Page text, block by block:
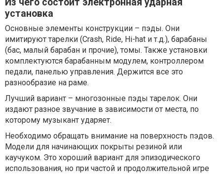
установка
Основные элементы конструкции – пэды. Они
имитируют тарелки (Crash, Ride, Hi-hat и т.д.), барабаны
(бас, малый барабан и прочие), томы. Также установки
комплектуются барабанным модулем, контроллером
педали, панелью управления. Держится все это
разнообразие на раме.
Лучший вариант – многозонные пэды тарелок. Они
издают разное звучание в зависимости от места, по
которому музыкант ударяет.
Необходимо обращать внимание на поверхность пэдов.
Модели для начинающих покрыты резиной или
каучуком. Это хороший вариант для эпизодического
использования, но при частой и продолжительной игре